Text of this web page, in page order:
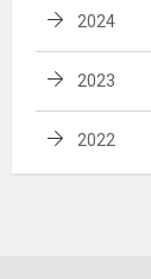
2024
2023
2022